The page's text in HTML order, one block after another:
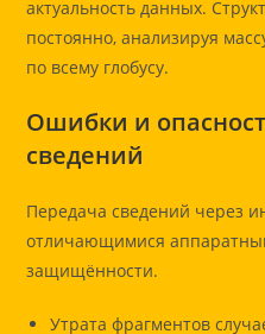
актуальность данных.
постоянно, анализируя
по всему глобусу.
Ошибки и
сведений
Передача сведений через
отличающимися
защищённости.
Утрата фрагментов